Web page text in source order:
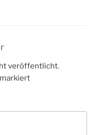
veröffentlicht.
markiert